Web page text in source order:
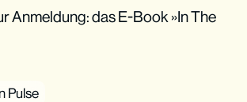
Anmeldung: das E-Book »In The
Pulse